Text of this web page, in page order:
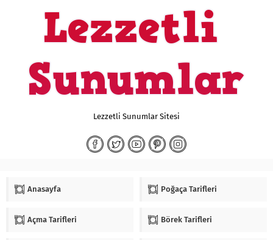
Lezzetli Sunumlar Sitesi
Anasayfa Poğaça Tarifleri
Açma Tarifleri Börek Tarifleri